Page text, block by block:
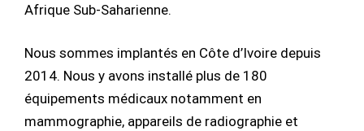
Afrique Sub-Saharienne.
Nous sommes implantés en Côte d’Ivoire depuis
2014. Nous y avons installé plus de 180
équipements médicaux notamment en
mammographie, appareils de radiographie et